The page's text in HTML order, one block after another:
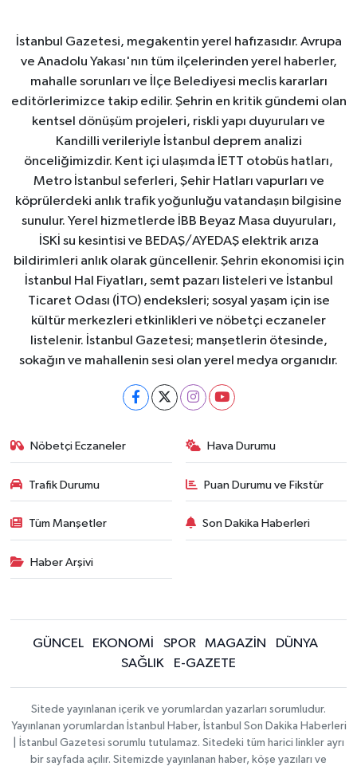
İstanbul Gazetesi, megakentin yerel hafızasıdır. Avrupa
ve Anadolu Yakası'nın tüm ilçelerinden yerel haberler,
mahalle sorunları ve İlçe Belediyesi meclis kararları
editörlerimizce takip edilir. Şehrin en kritik gündemi olan
kentsel dönüşüm projeleri, riskli yapı duyuruları ve
Kandilli verileriyle İstanbul deprem analizi
önceliğimizdir. Kent içi ulaşımda İETT otobüs hatları,
Metro İstanbul seferleri, Şehir Hatları vapurları ve
köprülerdeki anlık trafik yoğunluğu vatandaşın bilgisine
sunulur. Yerel hizmetlerde İBB Beyaz Masa duyuruları,
İSKİ su kesintisi ve BEDAŞ/AYEDAŞ elektrik arıza
bildirimleri anlık olarak güncellenir. Şehrin ekonomisi için
İstanbul Hal Fiyatları, semt pazarı listeleri ve İstanbul
Ticaret Odası (İTO) endeksleri; sosyal yaşam için ise
kültür merkezleri etkinlikleri ve nöbetçi eczaneler
listelenir. İstanbul Gazetesi; manşetlerin ötesinde,
sokağın ve mahallenin sesi olan yerel medya organıdır.
Nöbetçi Eczaneler Hava Durumu
Trafik Durumu Puan Durumu ve Fikstür
Tüm Manşetler Son Dakika Haberleri
Haber Arşivi
GÜNCEL EKONOMİ SPOR MAGAZİN
DÜNYA
SAĞLIK
E-GAZETE
Sitede yayınlanan içerik ve yorumlardan yazarları sorumludur.
Yayınlanan yorumlardan İstanbul Haber, İstanbul Son Dakika Haberleri
| İstanbul Gazetesi sorumlu tutulamaz. Sitedeki tüm harici linkler ayrı
bir sayfada açılır. Sitemizde yayınlanan haber, köşe yazıları ve